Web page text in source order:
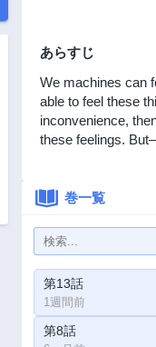
あらすじ
We machines can
able to feel these
inconvenience,
these feelings.
巻一覧
第13話
1週間前
第8話